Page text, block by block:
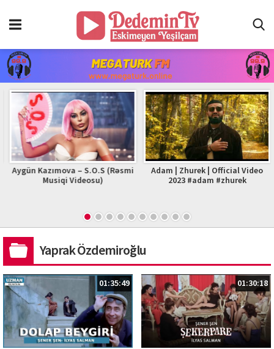
Aygün Kazımova – S.O.S (Rəsmi
Musiqi Videosu)
Adam | Zhurek | Official Video
2023 #adam #zhurek
Yaprak Özdemiroğlu
01:35:49 01:30:18